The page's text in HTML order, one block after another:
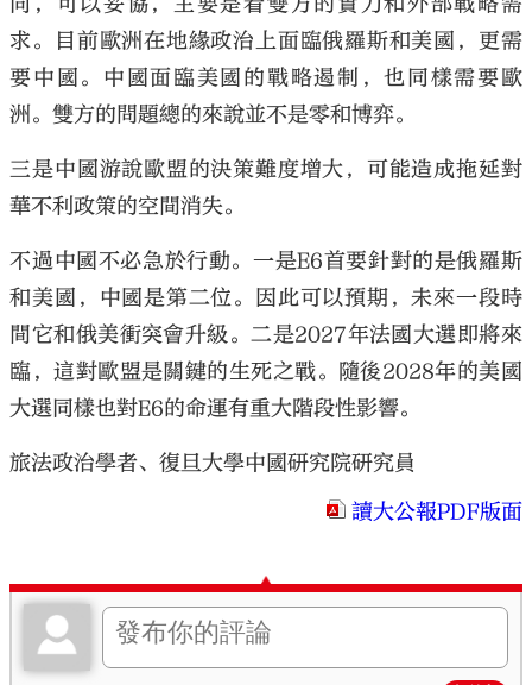
求。目前歐洲在地緣政治上面臨俄羅斯和美國，更需
要中國。中國面臨美國的戰略遏制，也同樣需要歐
洲。雙方的問題總的來說並不是零和博弈。
三是中國游說歐盟的決策難度增大，可能造成拖延對
華不利政策的空間消失。
不過中國不必急於行動。一是E6首要針對的是俄羅斯
和美國，中國是第二位。因此可以預期，未來一段時
間它和俄美衝突會升級。二是2027年法國大選即將來
臨，這對歐盟是關鍵的生死之戰。隨後2028年的美國
大選同樣也對E6的命運有重大階段性影響。
旅法政治學者、復旦大學中國研究院研究員
讀大公報PDF版面